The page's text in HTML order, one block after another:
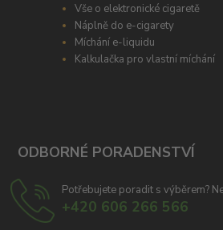
Vše o elektronické cigaretě
Náplně do e-cigarety
Míchání e-liquidu
Kalkulačka pro vlastní míchání
ODBORNÉ PORADENSTVÍ
Potřebujete poradit s výběrem?
+420 606 266 566